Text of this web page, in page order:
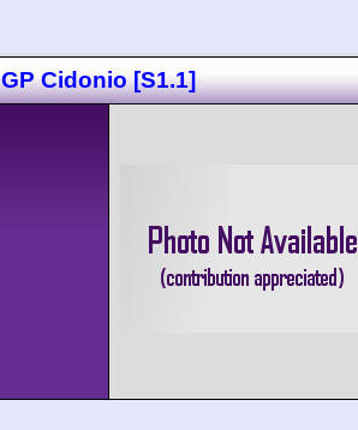
GP Cidonio [S1.1]